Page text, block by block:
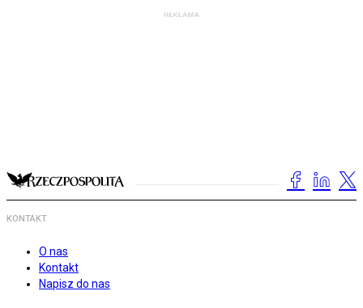
KONTAKT
O nas
Kontakt
Napisz do nas